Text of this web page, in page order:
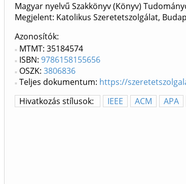
Magyar nyelvű Szakkönyv (Könyv)
Megjelent: Katolikus Szeretetszolgálat,
Azonosítók
MTMT: 35184574
ISBN: 9786158155656
OSZK: 3806836
Teljes dokumentum: https://
Hivatkozás stílusok:
IEEE ACM APA